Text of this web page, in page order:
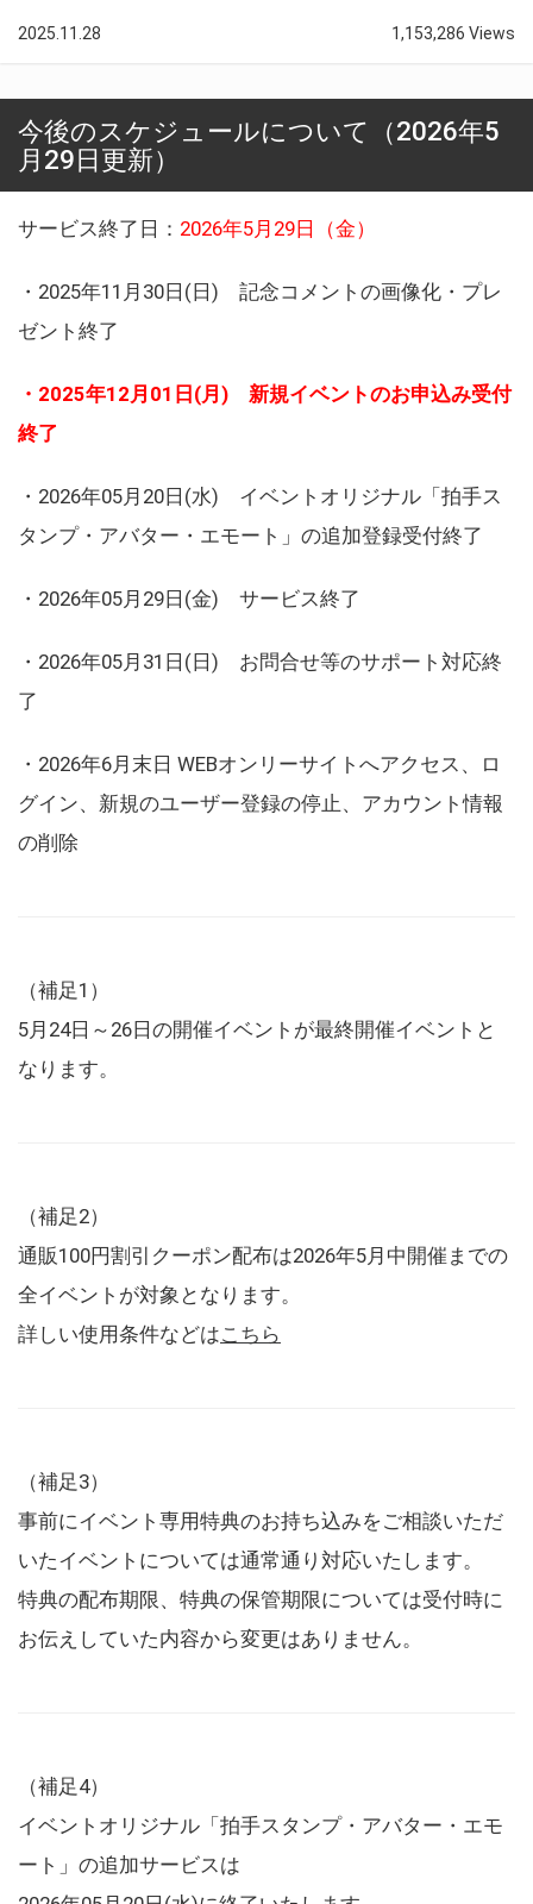
2025.11.28 1,153,286 Views
今後のスケジュールについて（2026年5
月29日更新）
サービス終了日： 2026年5月29日（金）
・2025年11月30日(日) 記念コメントの画像化・プレ
ゼント終了
・2025年12月01日(月) 新規イベントのお申込み受付
終了
・2026年05月20日(水) イベントオリジナル「拍手ス
タンプ・アバター・エモート」の追加登録受付終了
・2026年05月29日(金) サービス終了
・2026年05月31日(日) お問合せ等のサポート対応終
了
・2026年6月末日 WEBオンリーサイトへアクセス、ロ
グイン、新規のユーザー登録の停止、アカウント情報
の削除
（補足1）
5月24日～26日の開催イベントが最終開催イベントと
なります。
（補足2）
通販100円割引クーポン配布は2026年5月中開催までの
全イベントが対象となります。
詳しい使用条件などはこちら
（補足3）
事前にイベント専用特典のお持ち込みをご相談いただ
いたイベントについては通常通り対応いたします。
特典の配布期限、特典の保管期限については受付時に
お伝えしていた内容から変更はありません。
（補足4）
イベントオリジナル「拍手スタンプ・アバター・エモ
ート」の追加サービスは